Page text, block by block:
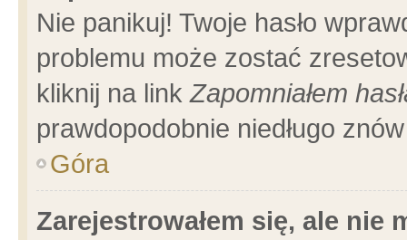
Nie panikuj! Twoje hasło
problemu może zostać
kliknij na linkZapomniałem
prawdopodobnie niedługo
Góra
Zarejestrowałem się, ale nie